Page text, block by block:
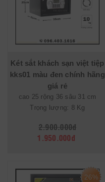
Két sắt khách sạn việt tiệp
kks01 màu đen chính hãng
giá rẻ
cao 25 rộng 36 sâu 31 cm
Trọng lượng: 8 Kg
2.900.000đ
1.950.000đ
26%